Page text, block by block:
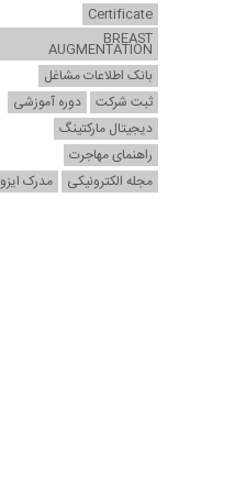
Certificate
BREAST
AUGMENTATION
بانک اطلاعات مشاغل
ثبت شرکت
دوره آموزشی
دیجیتال مارکتینگ
راهنمای مهاجرت
مجله الکترونیکی
مدرک ایزو